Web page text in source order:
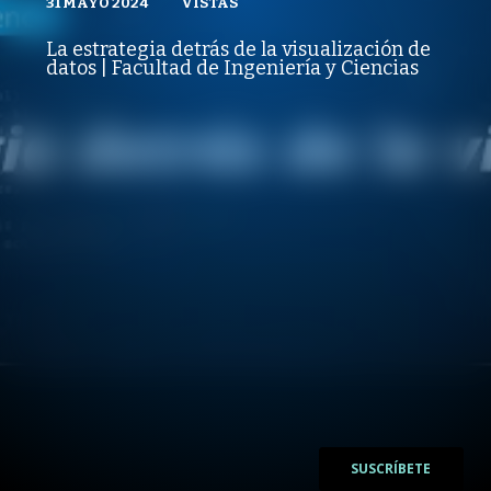
PUBLICADO
31 MAYO 2024
REPRODUCCIONES
La estrategia detrás de la visualización de
datos | Facultad de Ingeniería y Ciencias
SUSCRÍBETE
VISTAS